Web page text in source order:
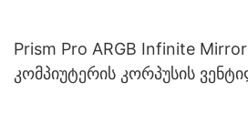
Prism Pro ARGB Infinite
კომპიუტერის კორპუსის